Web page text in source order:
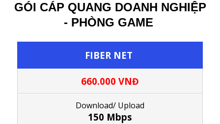
GÓI CÁP QUANG DOANH NGHIỆP
- PHÒNG GAME
FIBER NET
660.000 VNĐ
Download/ Upload
150 Mbps